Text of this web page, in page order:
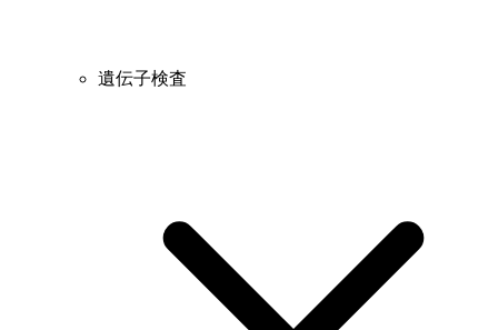
遺伝子検査